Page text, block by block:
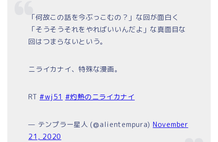
「何故この話を今ぶっこむの？」な回が面白く
「そうそうそれをやればいいんだよ」な真面目な
回はつまらないという。
ニライカナイ、特殊な漫画。
RT#wj51 #灼熱のニライカナイ
— テンプラー星人 (@alientempura) November
21, 2020